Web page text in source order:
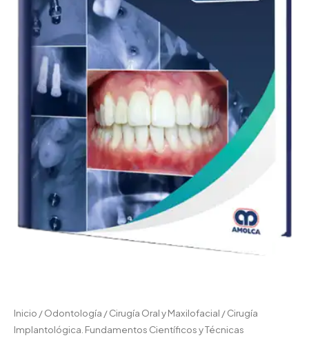
Inicio /Odontología /Cirugía Oral y Maxilofacial / Cirugía
Implantológica. Fundamentos Científicos y Técnicas